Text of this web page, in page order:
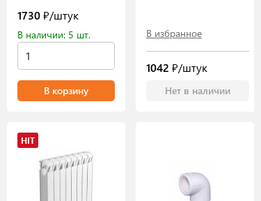
1730₽/штук
В наличии: 5 шт.
В корзину
В избранное
1042 ₽/штук
Нет в наличии
HIT